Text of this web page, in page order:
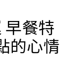
餐特
的心情